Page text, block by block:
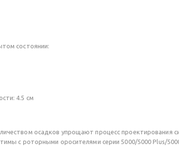
состоянии:
4.5 см
осадков упрощают процесс проектирования
с роторными оросителями серии 5000/5000 Plus/